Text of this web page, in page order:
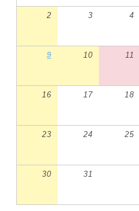
2 3 4
9 10 11
16 17 18
23 24 25
30 31